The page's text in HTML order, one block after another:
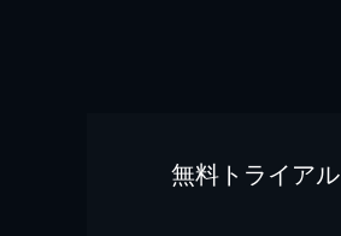
無料トライアル